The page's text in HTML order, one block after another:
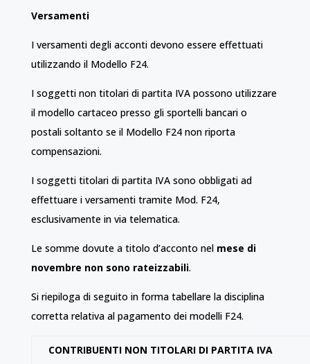
Versamenti
I versamenti degli acconti devono essere effettuati
utilizzando il Modello F24.
I soggetti non titolari di partita IVA possono utilizzare
il modello cartaceo presso gli sportelli bancari o
postali soltanto se il Modello F24 non riporta
compensazioni.
I soggetti titolari di partita IVA sono obbligati ad
effettuare i versamenti tramite Mod. F24,
esclusivamente in via telematica.
Le somme dovute a titolo d’acconto nel mese di
novembre non sono rateizzabili.
Si riepiloga di seguito in forma tabellare la disciplina
corretta relativa al pagamento dei modelli F24.
CONTRIBUENTI NON TITOLARI DI PARTITA IVA